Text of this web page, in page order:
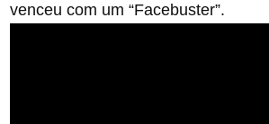
venceu com um “Facebuster”.